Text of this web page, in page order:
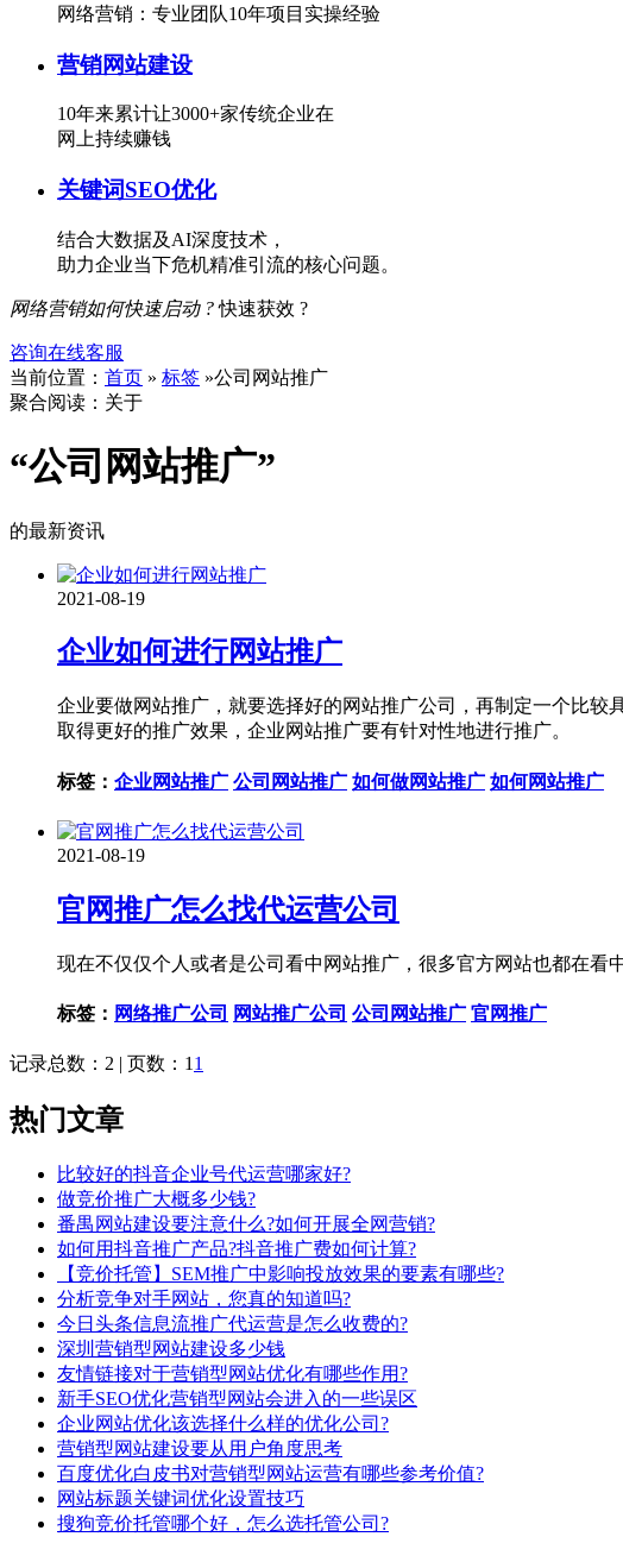
网络营销：专业团队10年项目实操经验
营销网站建设
10年来累计让3000+家传统企业在
网上持续赚钱
关键词SEO优化
结合大数据及AI深度技术，
助力企业当下危机精准引流的核心问题。
网络营销如何快速启动 ?快速获效 ?
咨询在线客服
当前位置： 首页 » 标签 »公司网站推广
聚合阅读：关于
“公司网站推广”
的最新资讯
2021-08-19
企业如何进行网站推广
企业要做网站推广，就要选择好的网站推广公司，再制定一个比
取得更好的推广效果，企业网站推广要有针对性地进行推广。
标签： 企业网站推广 公司网站推广 如何做网站推广 如何网站推广
2021-08-19
官网推广怎么找代运营公司
现在不仅仅个人或者是公司看中网站推广，很多官方网站也都在
标签： 网络推广公司 网站推广公司 公司网站推广 官网推广
记录总数：2 | 页数：1 1
热门文章
比较好的抖音企业号代运营哪家好?
做竞价推广大概多少钱?
番禺网站建设要注意什么?如何开展全网营销?
如何用抖音推广产品?抖音推广费如何计算?
【竞价托管】SEM推广中影响投放效果的要素有哪些?
分析竞争对手网站，您真的知道吗?
今日头条信息流推广代运营是怎么收费的?
深圳营销型网站建设多少钱
友情链接对于营销型网站优化有哪些作用?
新手SEO优化营销型网站会进入的一些误区
企业网站优化该选择什么样的优化公司?
营销型网站建设要从用户角度思考
百度优化白皮书对营销型网站运营有哪些参考价值?
网站标题关键词优化设置技巧
搜狗竞价托管哪个好，怎么选托管公司?